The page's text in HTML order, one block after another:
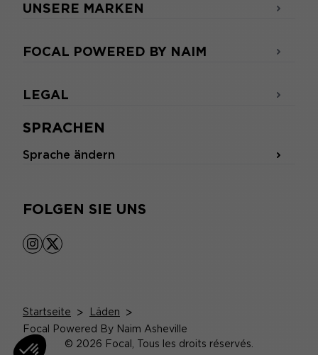
SPRACHEN
Sprache ändern
FOLGEN SIE UNS
instagram
x
UNSERE MARKEN
FOCAL POWERED BY NAIM
LEGAL
Startseite > Läden >
Focal Powered By Naim Asheville
© 2026 Focal, Tous les droits réservés.